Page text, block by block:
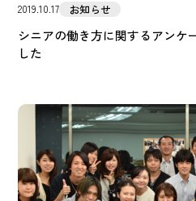
2019.10.17 お知らせ
シニアの働き方に関するアンケ
した